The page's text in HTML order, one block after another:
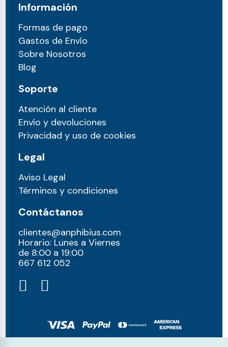
Información
Formas de pago
Gastos de Envío
Sobre Nosotros
Blog
Soporte
Atención al cliente
Envío y devoluciones
Privacidad y uso de cookies
Legal
Aviso Legal
Términos y condiciones
Contáctanos
clientes@anphibius.com
Horario: Lunes a Viernes
de 8:00 a 19:00
667 612 052​